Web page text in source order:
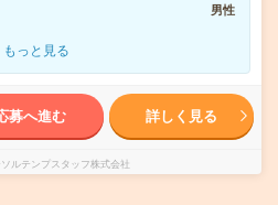
男性
もっと見る
募へ進む 詳しく見る
ルテンプスタッフ株式会社